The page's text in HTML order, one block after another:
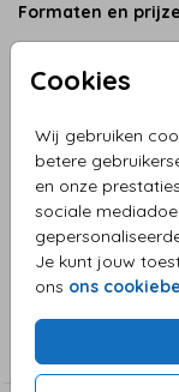
Cookies
Wij gebruiken
betere
en onze
sociale
Je kunt jouw
ons ons
Formaten en
Omschrijving
Geboortekaartje
achtergrond kleur